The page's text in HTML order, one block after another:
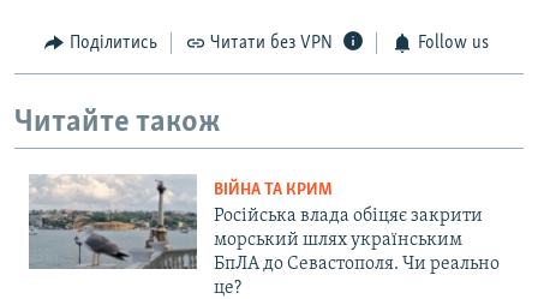
Поділитись Читати без VPN Follow us
Читайте також
ВІЙНА ТА КРИМ
Російська влада обіцяє закрити
морський шлях українським
БпЛА до Севастополя. Чи реально
це?